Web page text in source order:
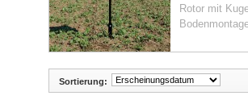
Rotor mit
Sortierung: